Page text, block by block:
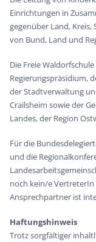
Einrichtungen in
gegenüber Land,
von Bund, Land und
Die Freie
Regierungspräsidium,
der Stadtverwaltung
Crailsheim sowie der
Landes, der Region
Für die
und die
noch kein/e VertreterIn
Ansprechpartner ist
Haftungshinweis
Trotz sorgfältiger